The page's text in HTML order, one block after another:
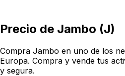
Precio de Jambo (J)
Compra Jambo en uno de los
Europa. Compra y vende tus
y segura.